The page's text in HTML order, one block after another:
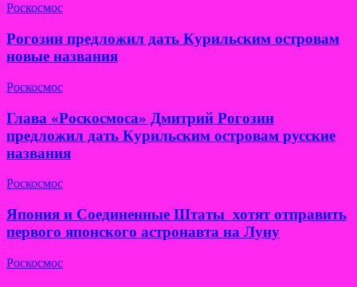
Роскосмос
Рогозин предложил дать Курильским островам
новые названия
Роскосмос
Глава «Роскосмоса» Дмитрий Рогозин
предложил дать Курильским островам русские
названия
Роскосмос
Япония и Соединенные Штаты хотят отправить
первого японского астронавта на Луну
Роскосмос